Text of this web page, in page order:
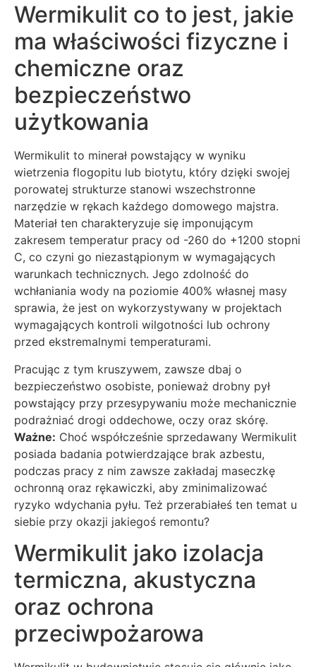
Wermikulit co to jest, jakie
ma właściwości fizyczne i
chemiczne oraz
bezpieczeństwo
użytkowania
Wermikulit to minerał powstający w wyniku
wietrzenia flogopitu lub biotytu, który dzięki swojej
porowatej strukturze stanowi wszechstronne
narzędzie w rękach każdego domowego majstra.
Materiał ten charakteryzuje się imponującym
zakresem temperatur pracy od -260 do +1200 stopni
C, co czyni go niezastąpionym w wymagających
warunkach technicznych. Jego zdolność do
wchłaniania wody na poziomie 400% własnej masy
sprawia, że jest on wykorzystywany w projektach
wymagających kontroli wilgotności lub ochrony
przed ekstremalnymi temperaturami.
Pracując z tym kruszywem, zawsze dbaj o
bezpieczeństwo osobiste, ponieważ drobny pył
powstający przy przesypywaniu może mechanicznie
podrażniać drogi oddechowe, oczy oraz skórę.
Ważne: Choć współcześnie sprzedawany Wermikulit
posiada badania potwierdzające brak azbestu,
podczas pracy z nim zawsze zakładaj maseczkę
ochronną oraz rękawiczki, aby zminimalizować
ryzyko wdychania pyłu. Też przerabiałeś ten temat u
siebie przy okazji jakiegoś remontu?
Wermikulit jako izolacja
termiczna, akustyczna
oraz ochrona
przeciwpożarowa